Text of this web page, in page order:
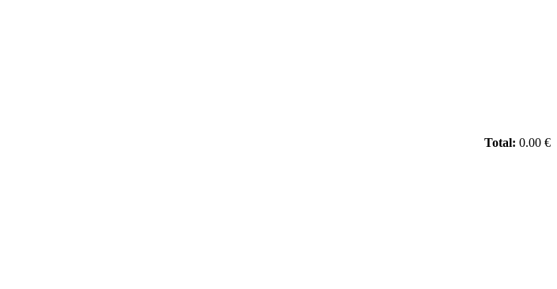
Total: 0.00 €